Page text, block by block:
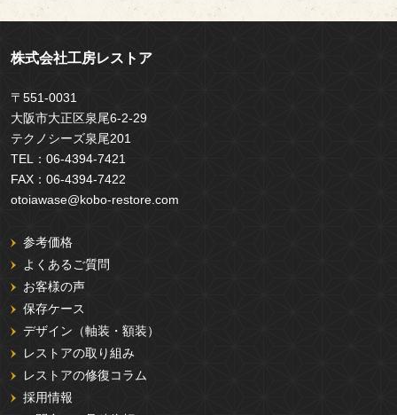
株式会社工房レストア
〒551-0031
大阪市大正区泉尾6-2-29
テクノシーズ泉尾201
TEL： 06-4394-7421
FAX： 06-4394-7422
otoiawase@kobo-restore.com
参考価格
よくあるご質問
お客様の声
保存ケース
デザイン（軸装・額装）
レストアの取り組み
レストアの修復コラム
採用情報